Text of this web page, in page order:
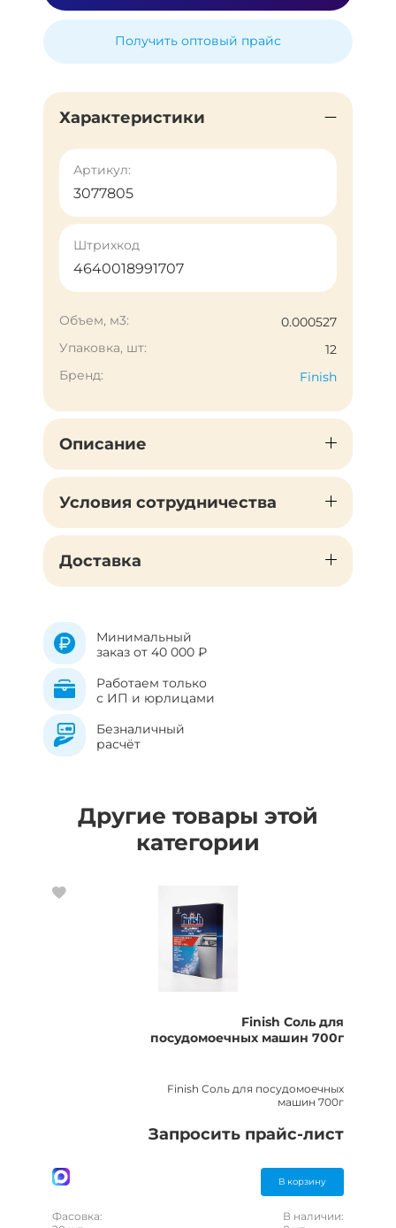
Получить оптовый прайс
Характеристики
Артикул:
3077805
Штрихкод
4640018991707
Объем, м3:
0.000527
Упаковка, шт:
12
Бренд:
Finish
Описание
Условия сотрудничества
Доставка
Минимальный
заказ от 40 000 ₽
Работаем только
с ИП и юрлицами
Безналичный
расчёт
Другие товары этой
категории
Finish Соль для
посудомоечных машин 700г
Finish Соль для посудомоечных
машин 700г
Запросить прайс-лист
В корзину
Фасовка:
В наличии: